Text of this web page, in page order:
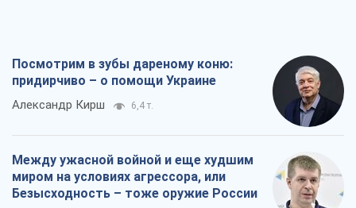
Посмотрим в зубы дареному коню:
придирчиво – о помощи Украине
Александр Кирш 6,4 т.
Между ужасной войной и еще худшим
миром на условиях агрессора, или
Безысходность – тоже оружие России